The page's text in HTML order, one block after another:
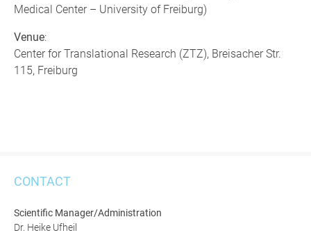
Medical Center – University of Freiburg)
Venue:
Center for Translational Research (ZTZ), Breisacher Str.
115, Freiburg
CONTACT
Scientific Manager/Administration
Dr. Heike Ufheil